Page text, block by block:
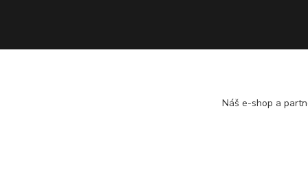
DOPRAVA ZDARMA po ČR a SR ●
Náš e-shop a